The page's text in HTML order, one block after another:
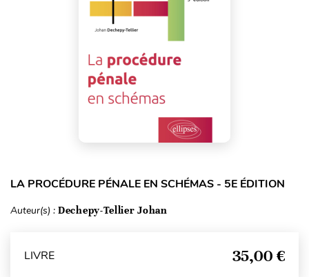
LA PROCÉDURE PÉNALE EN SCHÉMAS - 5E ÉDITION
Auteur(s) : Dechepy-Tellier Johan
LIVRE 35,00 €